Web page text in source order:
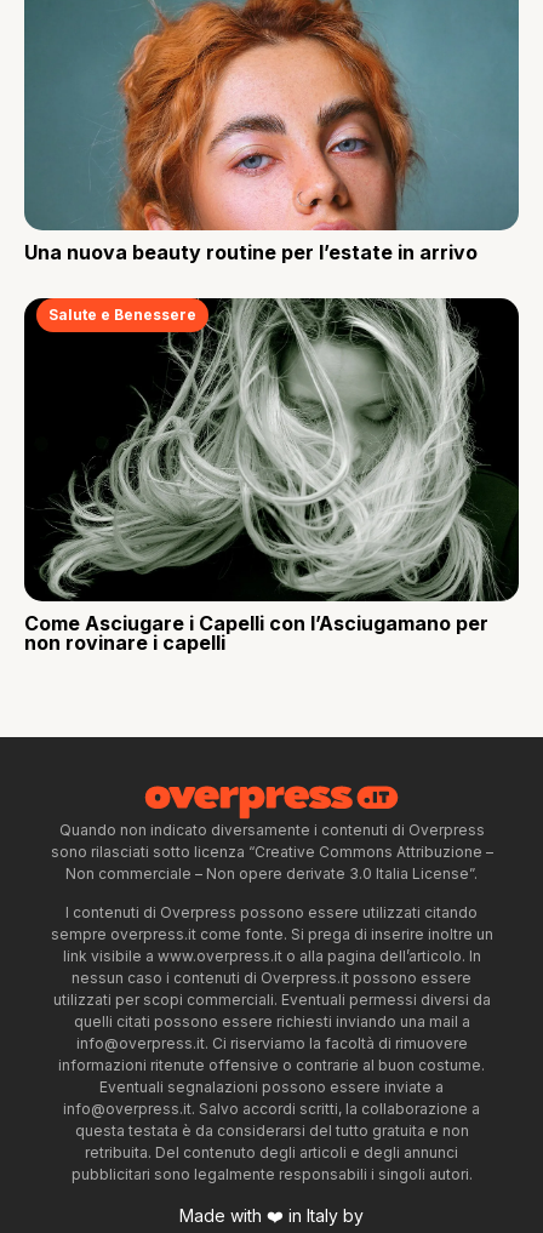
Una nuova beauty routine per l’estate in arrivo
Salute e Benessere
Come Asciugare i Capelli con l’Asciugamano per
non rovinare i capelli
Quando non indicato diversamente i contenuti di Overpress
sono rilasciati sotto licenza “Creative Commons Attribuzione –
Non commerciale – Non opere derivate 3.0 Italia License”.
I contenuti di Overpress possono essere utilizzati citando
sempre overpress.it come fonte. Si prega di inserire inoltre un
link visibile a www.overpress.it o alla pagina dell’articolo. In
nessun caso i contenuti di Overpress.it possono essere
utilizzati per scopi commerciali. Eventuali permessi diversi da
quelli citati possono essere richiesti inviando una mail a
info@overpress.it. Ci riserviamo la facoltà di rimuovere
informazioni ritenute offensive o contrarie al buon costume.
Eventuali segnalazioni possono essere inviate a
info@overpress.it. Salvo accordi scritti, la collaborazione a
questa testata è da considerarsi del tutto gratuita e non
retribuita. Del contenuto degli articoli e degli annunci
pubblicitari sono legalmente responsabili i singoli autori.
Made with ❤️ in Italy by